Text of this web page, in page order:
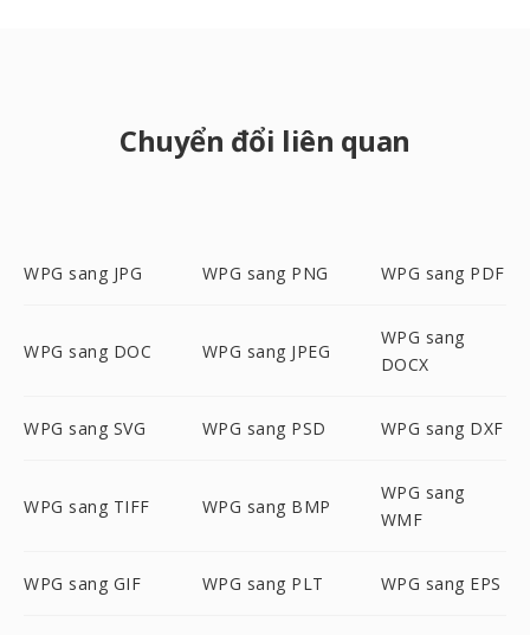
Chuyển đổi liên quan
WPG sang JPG WPG sang PNG WPG sang PDF
WPG sang DOC WPG sang JPEG
WPG sang
DOCX
WPG sang SVG WPG sang PSD WPG sang DXF
WPG sang TIFF WPG sang BMP
WPG sang
WMF
WPG sang GIF WPG sang PLT WPG sang EPS